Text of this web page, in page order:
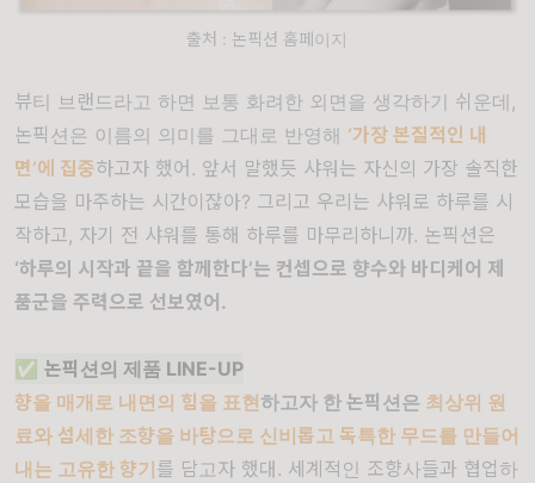
출처 : 논픽션 홈페이지
뷰티 브랜드라고 하면 보통 화려한 외면을 생각하기 쉬운데,
논픽션은 이름의 의미를 그대로 반영해 ‘가장 본질적인 내
면’에 집중하고자 했어. 앞서 말했듯 샤워는 자신의 가장 솔직한
모습을 마주하는 시간이잖아? 그리고 우리는 샤워로 하루를 시
작하고, 자기 전 샤워를 통해 하루를 마무리하니까. 논픽션은
‘하루의 시작과 끝을 함께한다’는 컨셉으로 향수와 바디케어 제
품군을 주력으로 선보였어.
✅ 논픽션의 제품 LINE-UP
향을 매개로 내면의 힘을 표현하고자 한 논픽션은 최상위 원
료와 섬세한 조향을 바탕으로 신비롭고 독특한 무드를 만들어
내는 고유한 향기 를 담고자 했대. 세계적인 조향사들과 협업하